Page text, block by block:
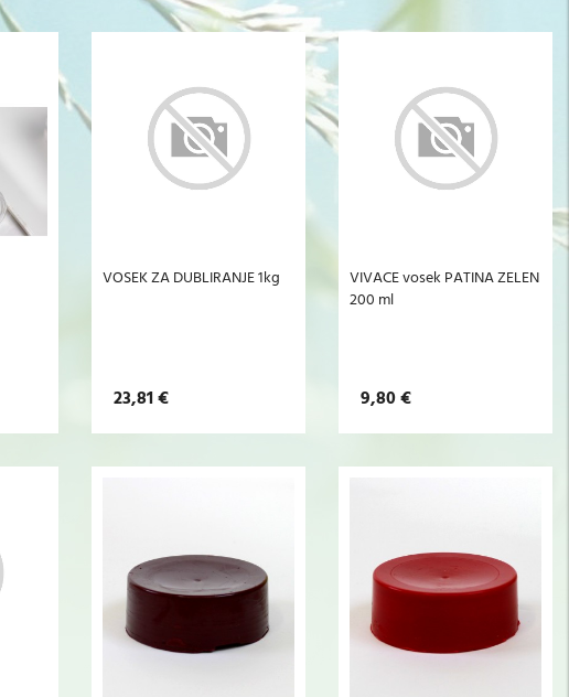
VOSEK ZA DUBLIRANJE 1kg
23,81 €
VIVACE vosek PATINA ZELEN
200 ml
9,80 €